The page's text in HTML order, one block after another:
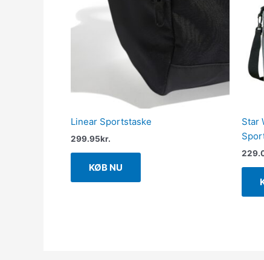
Linear Sportstaske
299.95kr.
KØB NU
Star